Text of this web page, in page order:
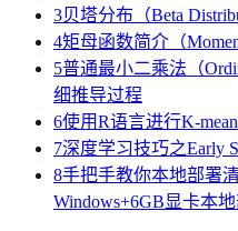
3贝塔分布（Beta
4矩母函数简介（
5普通最小二乘法（
细推导过程
6使用R语言进行K-
7深度学习技巧之Early
8手把手教你本地部署
Windows+6GB显卡本